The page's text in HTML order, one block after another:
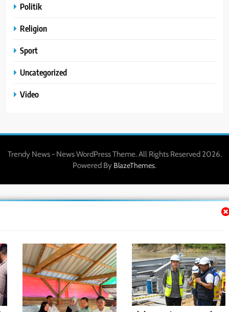
Politik
Religion
Sport
Uncategorized
Video
Trendy News - News WordPress Theme. All Rights Reserved 2026.
Powered By BlazeThemes.